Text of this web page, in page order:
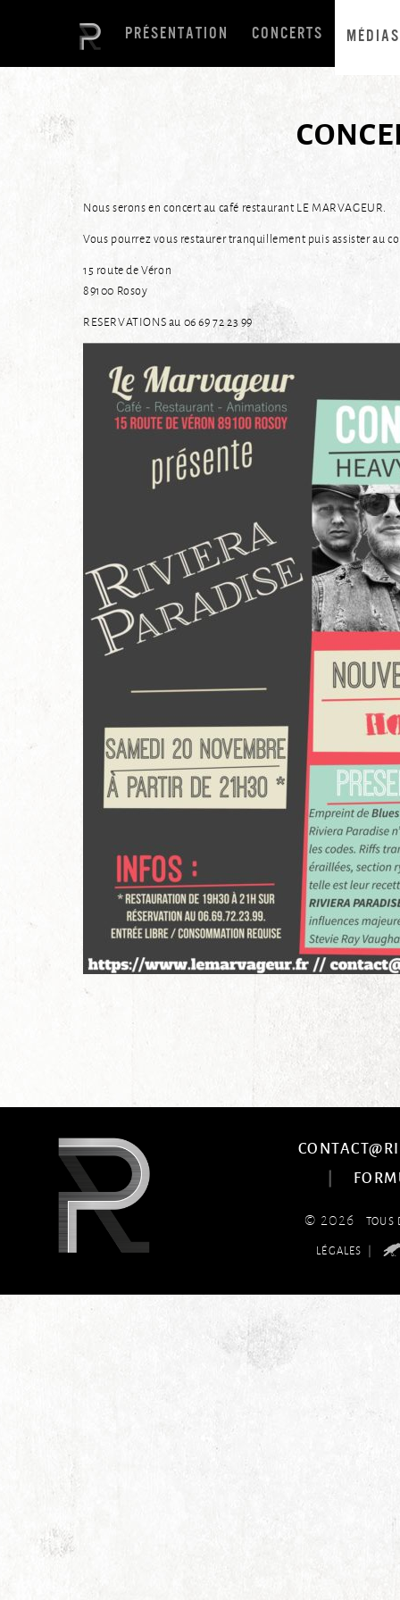
PRÉSENTATION CONCERTS MÉDIAS
Nous serons en concert au café restaurant LE MARVAGEUR.
Vous pourrez vous restaurer tranquillement puis assister au
15 route de Véron
89100 Rosoy
RESERVATIONS au 06 69 72 23 99
|
© 2026TOUS
LÉGALES |